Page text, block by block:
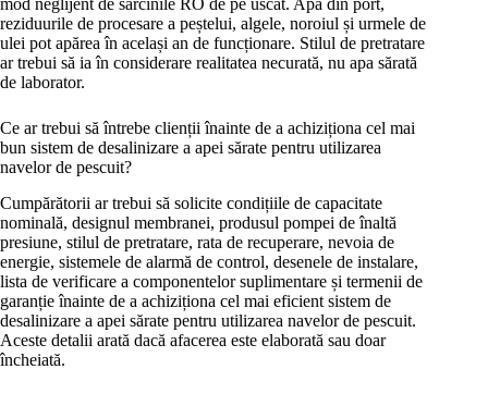
reziduurile de procesare a peștelui, algele, noroiul și urmele de
ulei pot apărea în același an de funcționare. Stilul de pretratare
ar trebui să ia în considerare realitatea necurată, nu apa sărată
de laborator.
Ce ar trebui să întrebe clienții înainte de a achiziționa cel mai
bun sistem de desalinizare a apei sărate pentru utilizarea
navelor de pescuit?
Cumpărătorii ar trebui să solicite condițiile de capacitate
nominală, designul membranei, produsul pompei de înaltă
presiune, stilul de pretratare, rata de recuperare, nevoia de
energie, sistemele de alarmă de control, desenele de instalare,
lista de verificare a componentelor suplimentare și termenii de
garanție înainte de a achiziționa cel mai eficient sistem de
desalinizare a apei sărate pentru utilizarea navelor de pescuit.
Aceste detalii arată dacă afacerea este elaborată sau doar
încheiată.